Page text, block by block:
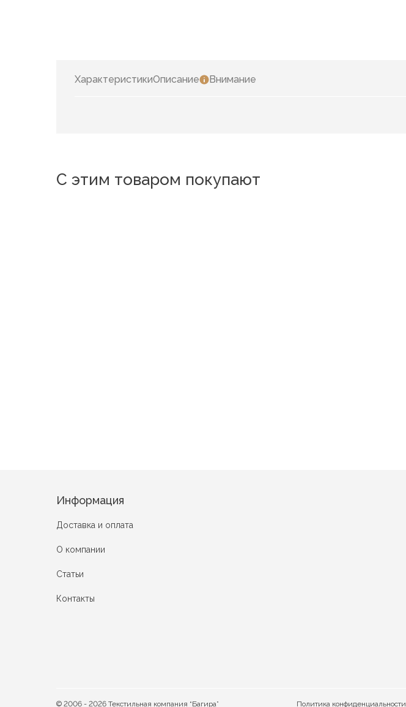
ХарактеристикиОписание Внимание
С этим товаром покупают
Информация
Доставка и оплата
О компании
Статьи
Контакты
© 2006 - 2026 Текстильная компания “Багира” Политика конфиденциальности